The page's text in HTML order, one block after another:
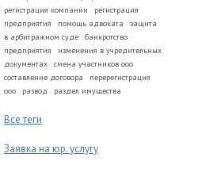
регистрация компании
регистрация
предприятия
помощь адвоката
защита
в арбитражном суде
банкротство
предприятия
изменения в учредительных
документах
смена участников ооо
составление договора
перерегистрация
ооо
развод раздел имущества
Все теги
Заявка на юр. услугу